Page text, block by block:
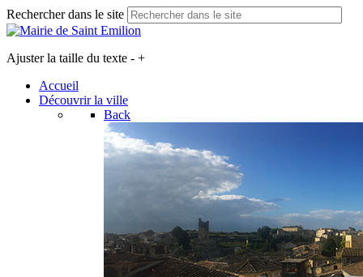
Rechercher dans le site
Ajuster la taille du texte - +
Accueil
Découvrir la ville
Back